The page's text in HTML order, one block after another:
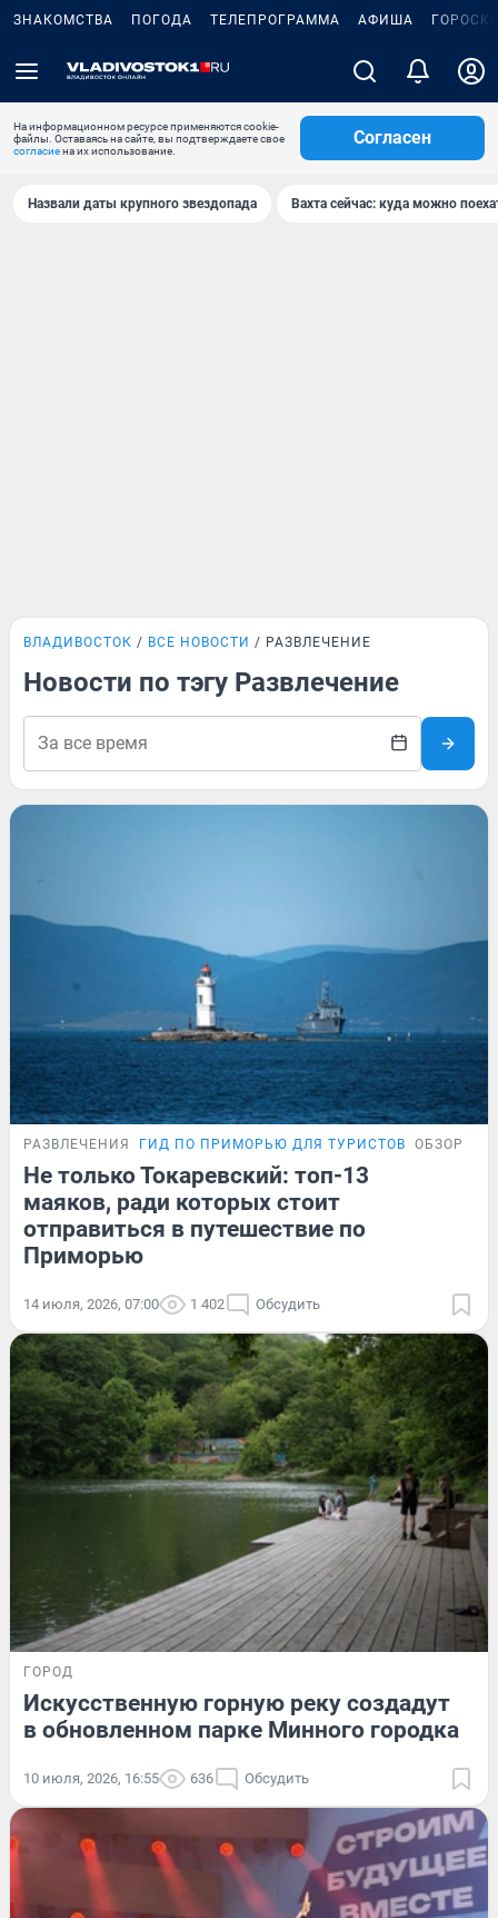
ЗНАКОМСТВА ПОГОДА ТЕЛЕПРОГРАММА АФИША
На информационном ресурсе применяются cookie-
файлы. Оставаясь на сайте, вы подтверждаете свое
согласиена их использование.
Согласен
Назвали даты крупного звездопада Вахта сейчас: куда можно
ВЛАДИВОСТОК ВСЕ НОВОСТИ РАЗВЛЕЧЕНИЕ
Новости по тэгу Развлечение
РАЗВЛЕЧЕНИЯ ГИД ПО ПРИМОРЬЮ ДЛЯ ТУРИСТОВ ОБЗОР
Не только Токаревский: топ-13
маяков, ради которых стоит
отправиться в путешествие по
Приморью
14 июля, 2026, 07:00 1 402 Обсудить
ГОРОД
Искусственную горную реку создадут
в обновленном парке Минного городка
10 июля, 2026, 16:55 636 Обсудить